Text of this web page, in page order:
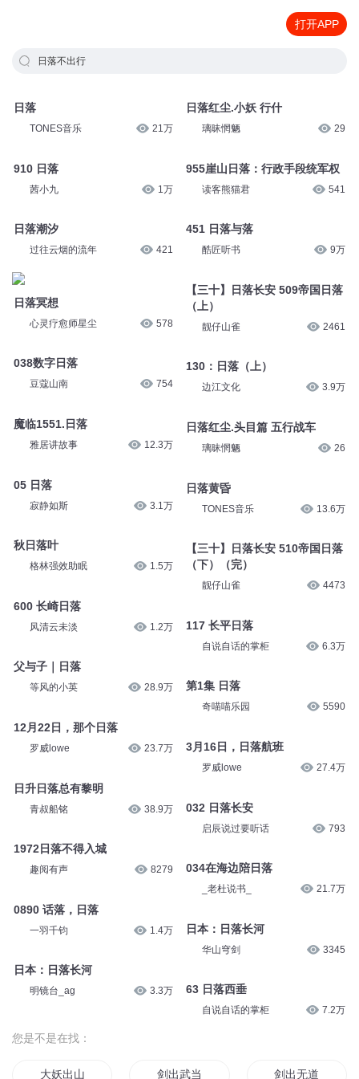
打开APP
日落不出行
日落
TONES音乐 21万
910 日落
茜小九 1万
日落潮汐
过往云烟的流年 421
日落冥想
心灵疗愈师星尘 578
038数字日落
豆蔻山南 754
魔临1551.日落
雅居讲故事 12.3万
05 日落
寂静如斯 3.1万
秋日落叶
格林强效助眠 1.5万
600 长崎日落
风清云未淡 1.2万
父与子｜日落
等风的小英 28.9万
12月22日，那个日落
罗威lowe 23.7万
日升日落总有黎明
青叔船铭 38.9万
1972日落不得入城
趣阅有声 8279
0890 话落，日落
一羽千钧 1.4万
日本：日落长河
明镜台_ag 3.3万
日落红尘.小妖 行什
璃昧惘魉 29
955崖山日落：行政手段统军权
读客熊猫君 541
451 日落与落
酷匠听书 9万
【三十】日落长安 509帝国日落
（上）
靓仔山雀 2461
130：日落（上）
边江文化 3.9万
日落红尘.头目篇 五行战车
璃昧惘魉 26
日落黄昏
TONES音乐 13.6万
【三十】日落长安 510帝国日落
（下）（完）
靓仔山雀 4473
117 长平日落
自说自话的掌柜 6.3万
第1集 日落
奇喵喵乐园 5590
3月16日，日落航班
罗威lowe 27.4万
032 日落长安
启辰说过要听话 793
034在海边陪日落
_老杜说书_ 21.7万
日本：日落长河
华山穹剑 3345
63 日落西垂
自说自话的掌柜 7.2万
您是不是在找：
大妖出山 剑出武当 剑出无道